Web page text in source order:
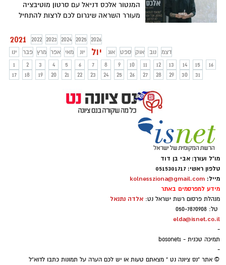
המנטור אלכס דניאל עם סרטון מוטיבציה
מעורר השראה שיגרום לכם לרצות להתחיל
2021 2022 2023 2024 2025
2026
ינו
פבר מרץ אפר מאי יונ יול אוג ספט אוק נוב
דצמ
1
2 3 4 5 6 7 8 9 10 11 12 13 14 15
16
17
18 19 20 21 22 23 24 25 26 27 28 29 30 31
מו"ל ועורך: אבי בן דוד
טלפון ראשי: 0515301717
מייל: kolnessziona@gmail.com
מידע למפרסמים באתר
מנהלת פרסום רשת ישראל נט: אלדה נתנאל
טל: 050-7870908
elda@isnet.co.il
-
תמיכה טכנית - bosonet1
-
© אתר "נס ציונה נט " מצאתם טעות או יש לכם הערה על תמונות כתבו לדוא"ל